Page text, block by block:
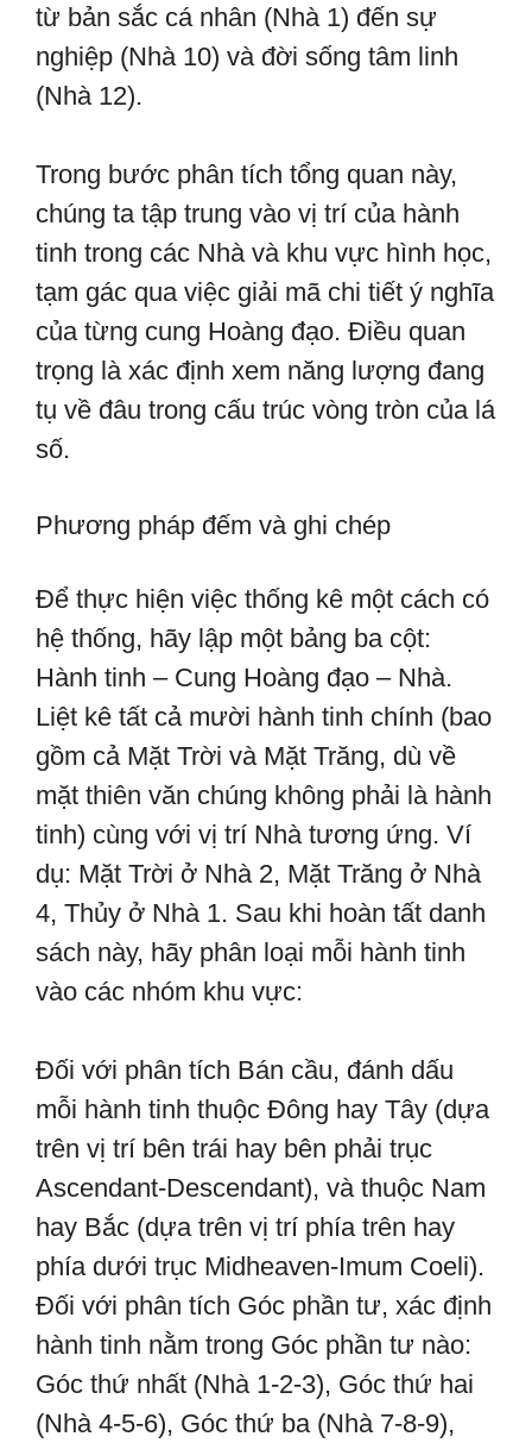
từ bản sắc cá nhân (Nhà 1) đến sự
nghiệp (Nhà 10) và đời sống tâm linh
(Nhà 12).
Trong bước phân tích tổng quan này,
chúng ta tập trung vào vị trí của hành
tinh trong các Nhà và khu vực hình học,
tạm gác qua việc giải mã chi tiết ý nghĩa
của từng cung Hoàng đạo. Điều quan
trọng là xác định xem năng lượng đang
tụ về đâu trong cấu trúc vòng tròn của lá
số.
Phương pháp đếm và ghi chép
Để thực hiện việc thống kê một cách có
hệ thống, hãy lập một bảng ba cột:
Hành tinh – Cung Hoàng đạo – Nhà.
Liệt kê tất cả mười hành tinh chính (bao
gồm cả Mặt Trời và Mặt Trăng, dù về
mặt thiên văn chúng không phải là hành
tinh) cùng với vị trí Nhà tương ứng. Ví
dụ: Mặt Trời ở Nhà 2, Mặt Trăng ở Nhà
4, Thủy ở Nhà 1. Sau khi hoàn tất danh
sách này, hãy phân loại mỗi hành tinh
vào các nhóm khu vực:
Đối với phân tích Bán cầu, đánh dấu
mỗi hành tinh thuộc Đông hay Tây (dựa
trên vị trí bên trái hay bên phải trục
Ascendant-Descendant), và thuộc Nam
hay Bắc (dựa trên vị trí phía trên hay
phía dưới trục Midheaven-Imum Coeli).
Đối với phân tích Góc phần tư, xác định
hành tinh nằm trong Góc phần tư nào:
Góc thứ nhất (Nhà 1-2-3), Góc thứ hai
(Nhà 4-5-6), Góc thứ ba (Nhà 7-8-9),